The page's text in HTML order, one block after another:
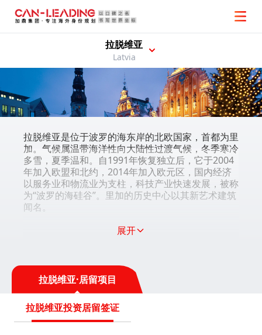
拉脱维亚
Latvia
拉脱维亚是位于波罗的海东岸的北欧国家，首都为里
加。气候属温带海洋性向大陆性过渡气候，冬季寒冷
多雪，夏季温和。自1991年恢复独立后，它于2004
年加入欧盟和北约，2014年加入欧元区，国内经济
以服务业和物流业为支柱，科技产业快速发展，被称
为“波罗的海硅谷”。里加的历史中心以其新艺术建筑
闻名。
展开
拉脱维亚·居留项目
拉脱维亚投资居留签证